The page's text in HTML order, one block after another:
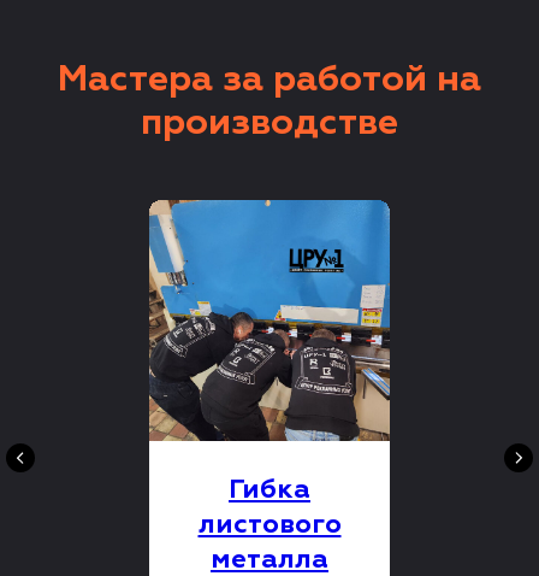
Мастера за работой на
производстве
Гибка
листового
металла